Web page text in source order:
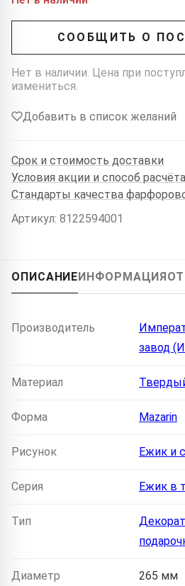
СООБЩИТЬ О
Нет в наличии. Цена при
измениться.
Добавить в список желаний
Срок и стоимость доставки
Условия акции и способ
Стандарты качества
Артикул: 8122594001
ОПИСАНИЕИНФОРМАЦИЯ
Производитель
завод
Материал
Форма Mazarin
Рисунок Ежик и
Серия Ежик в
Тип
Диаметр 265 мм